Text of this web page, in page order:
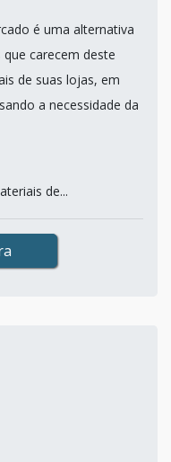
é uma alternativa
carecem deste
de suas lojas, em
a necessidade da
de...